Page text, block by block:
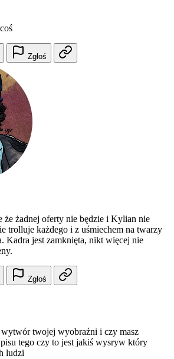
Zgłoś
że żadnej oferty nie będzie i Kylian nie
trolluje każdego i z uśmiechem na twarzy
Kadra jest zamknięta, nikt więcej nie
Zgłoś
twojej wyobraźni i czy masz
tego czy to jest jakiś wysryw który
ludzi